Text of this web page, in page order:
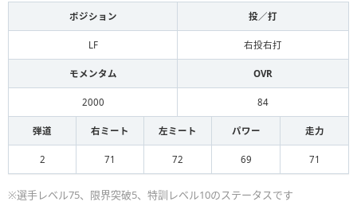
ポジション 投／打
LF 右投右打
モメンタム OVR
2000 84
弾道 右ミート 左ミート パワー 走力
2 71 72 69 71
※選手レベル75、限界突破5、特訓レベル10のステータスです